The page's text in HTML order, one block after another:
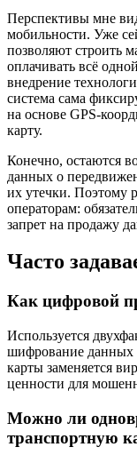
Перспективы мне
мобильности. Уже
позволяют строить
оплачивать всё
внедрение
система сама
на основе GPS-
карту.
Конечно, остаются
данных о
их утечки. Поэтому
операторам:
запрет на продажу
Часто
Как цифровой
Используется
шифрование данных
карты заменяется
ценности для
Можно ли
транспортную